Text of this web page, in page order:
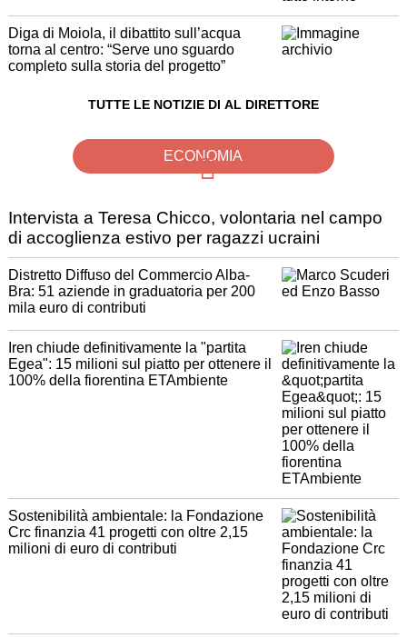
Diga di Moiola, il dibattito sull’acqua
torna al centro: “Serve uno sguardo
completo sulla storia del progetto”
TUTTE LE NOTIZIE DI AL DIRETTORE
ECONOMIA
Intervista a Teresa Chicco, volontaria nel campo
di accoglienza estivo per ragazzi ucraini
Distretto Diffuso del Commercio Alba-
Bra: 51 aziende in graduatoria per 200
mila euro di contributi
Iren chiude definitivamente la "partita
Egea": 15 milioni sul piatto per ottenere il
100% della fiorentina ETAmbiente
Sostenibilità ambientale: la Fondazione
Crc finanzia 41 progetti con oltre 2,15
milioni di euro di contributi